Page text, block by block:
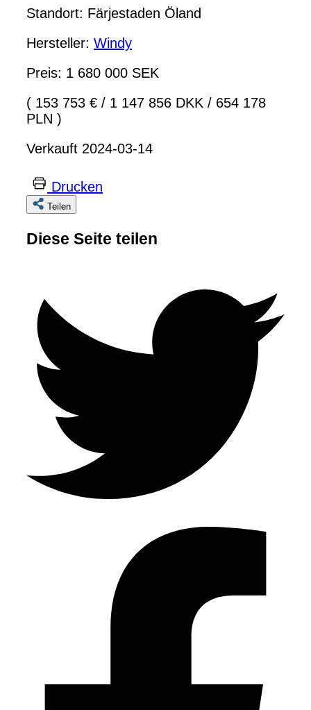
Standort: Färjestaden Öland
Hersteller: Windy
Preis: 1 680 000 SEK
( 153 753 € / 1 147 856 DKK / 654 178
PLN )
Verkauft 2024-03-14
Drucken
Teilen
Diese Seite teilen